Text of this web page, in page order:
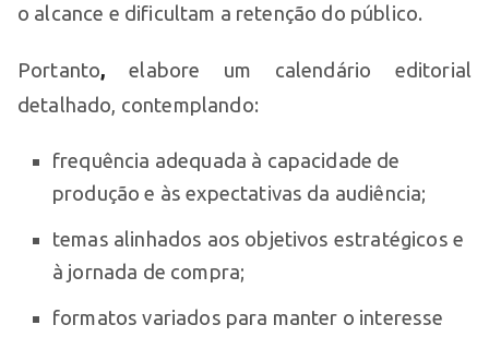
o alcance e dificultam a retenção do público.
Portanto,elabore um calendário editorial
detalhado, contemplando:
frequência adequada à capacidade de
produção e às expectativas da audiência;
temas alinhados aos objetivos estratégicos e
à jornada de compra;
formatos variados para manter o interesse